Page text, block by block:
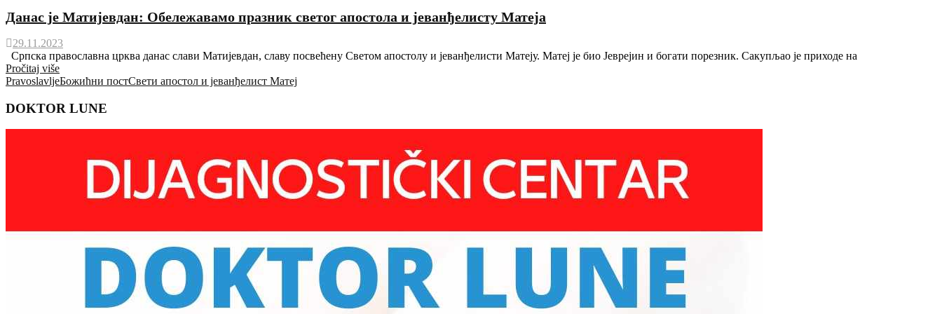
Данас је Матијевдан: Обележавамо празник светог апостола и јеванђелисту Матеја
29.11.2023
Српска православна црква данас слави Матијевдан, славу посвећену Светом апостолу и јеванђелисти Матеју. Матеј је био Јеврејин и богати порезник. Сакупљао је приходе на
Pročitaj više
PravoslavljeБожићни постСвети апостол и јеванђелист Матеј
DOKTOR LUNE